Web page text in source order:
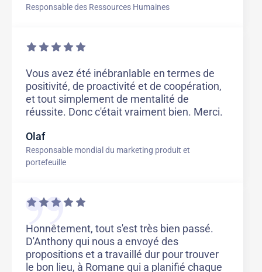
Responsable des Ressources Humaines
Vous avez été inébranlable en termes de
positivité, de proactivité et de coopération,
et tout simplement de mentalité de
réussite. Donc c'était vraiment bien. Merci.
Olaf
Responsable mondial du marketing produit et
portefeuille
Honnêtement, tout s'est très bien passé.
D'Anthony qui nous a envoyé des
propositions et a travaillé dur pour trouver
le bon lieu, à Romane qui a planifié chaque